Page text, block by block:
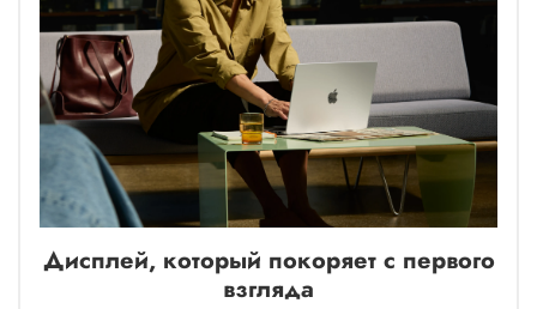
Дисплей, который покоряет с первого
взгляда